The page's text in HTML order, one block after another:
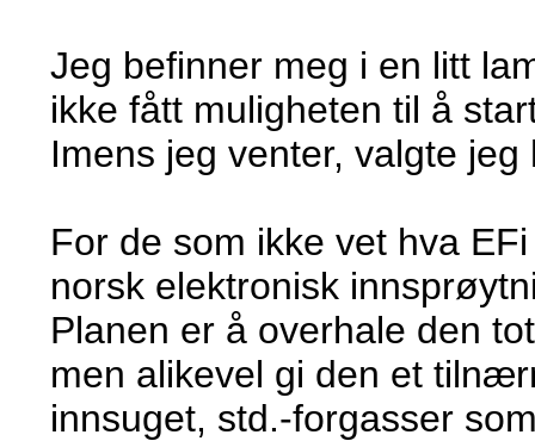
Jeg befinner meg i en litt
ikke fått muligheten til å
Imens jeg venter, valgte
For de som ikke vet hva
norsk elektronisk
Planen er å overhale den
men alikevel gi den et
innsuget, std.-forgasser